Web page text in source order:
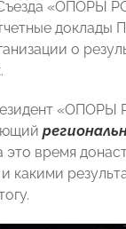
«ОПОРЫ
доклады
о
это время
какими